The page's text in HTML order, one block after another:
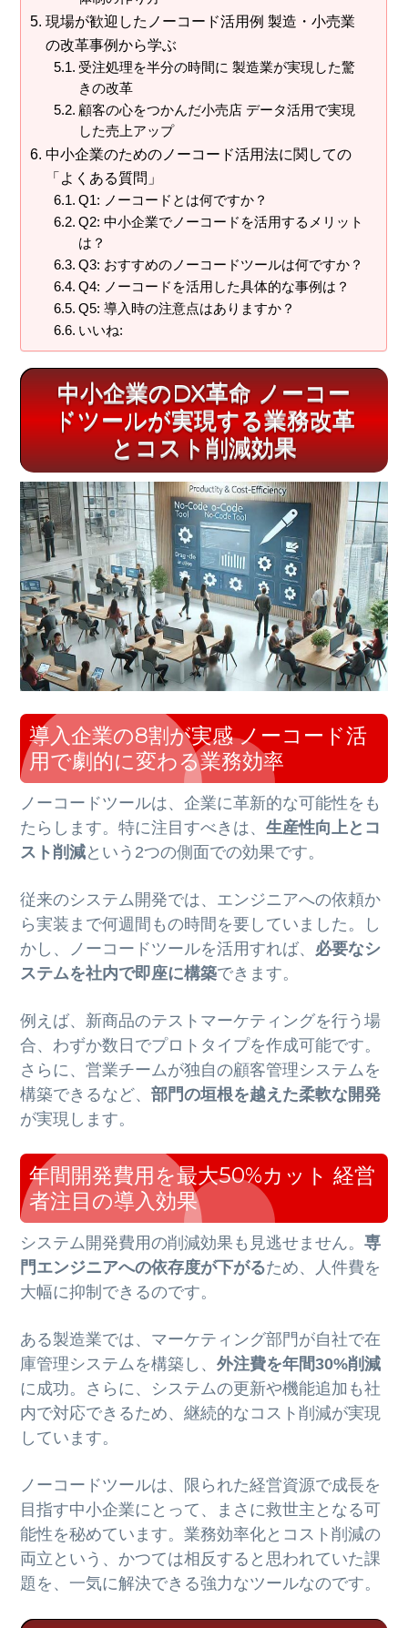
現場が歓迎したノーコード活用例 製造・小売業
の改革事例から学ぶ
受注処理を半分の時間に 製造業が実現した驚
きの改革
顧客の心をつかんだ小売店 データ活用で実現
した売上アップ
中小企業のためのノーコード活用法に関しての
「よくある質問」
Q1: ノーコードとは何ですか？
Q2: 中小企業でノーコードを活用するメリット
は？
Q3: おすすめのノーコードツールは何ですか？
Q4: ノーコードを活用した具体的な事例は？
Q5: 導入時の注意点はありますか？
いいね:
中小企業のDX革命 ノーコー
ドツールが実現する業務改革
とコスト削減効果
導入企業の8割が実感 ノーコード活
用で劇的に変わる業務効率
ノーコードツールは、企業に革新的な可能性をも
たらします。特に注目すべきは、生産性向上とコ
スト削減という2つの側面での効果です。
従来のシステム開発では、エンジニアへの依頼か
ら実装まで何週間もの時間を要していました。し
かし、ノーコードツールを活用すれば、 必要なシ
ステムを社内で即座に構築できます。
例えば、新商品のテストマーケティングを行う場
合、わずか数日でプロトタイプを作成可能です。
さらに、営業チームが独自の顧客管理システムを
構築できるなど、部門の垣根を越えた柔軟な開発
が実現します。
年間開発費用を最大50%カット 経営
者注目の導入効果
システム開発費用の削減効果も見逃せません。専
門エンジニアへの依存度が下がるため、人件費を
大幅に抑制できるのです。
ある製造業では、マーケティング部門が自社で在
庫管理システムを構築し、外注費を年間30%削減
に成功。さらに、システムの更新や機能追加も社
内で対応できるため、継続的なコスト削減が実現
しています。
ノーコードツールは、限られた経営資源で成長を
目指す中小企業にとって、まさに救世主となる可
能性を秘めています。業務効率化とコスト削減の
両立という、かつては相反すると思われていた課
題を、一気に解決できる強力なツールなのです。